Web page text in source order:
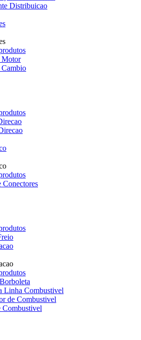
Distribuicao
Motor
Conectores
Linha Combustivel
de Combustivel
Combustivel